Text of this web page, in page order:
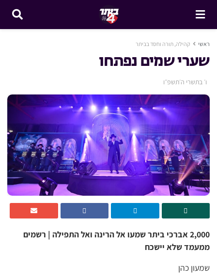
ראשי קהילה, תורה וחסד בביתר
שערי שמים נפתחו
ו׳ בתשרי ה׳תשפ״ו
2,000 אברכי ביתר שמעו אל הרינה ואל התפילה | רשמים
ממעמד שלא יישכח
שמעון כהן